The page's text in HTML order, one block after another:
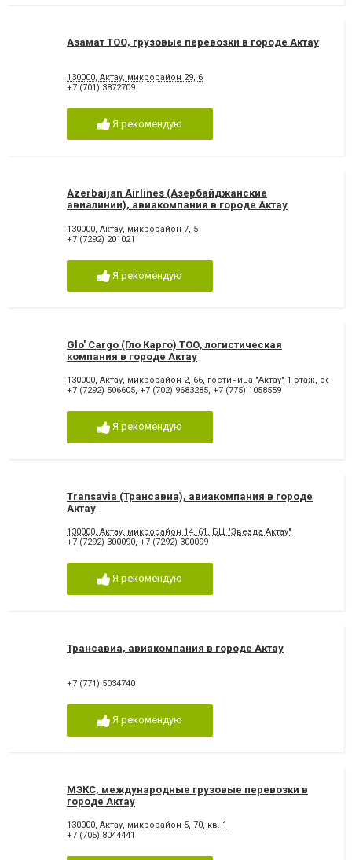
Азамат ТОО, грузовые перевозки в городе Актау
130000, Актау, микрорайон 29, 6
+7 (701) 3872709
Я рекомендую
Azerbaijan Airlines (Азербайджанские
авиалинии), авиакомпания в городе Актау
130000, Актау, микрорайон 7, 5
+7 (7292) 201021
Я рекомендую
Glo' Cargo (Гло Карго) ТОО, логистическая
компания в городе Актау
130000, Актау, микрорайон 2, 66, гостиница "Актау" 1 этаж, оф. 900
+7 (7292) 506605, +7 (702) 9683285, +7 (775) 1058559
Я рекомендую
Transavia (Трансавиа), авиакомпания в городе
Актау
130000, Актау, микрорайон 14, 61, БЦ "Звезда Актау"
+7 (7292) 300090, +7 (7292) 300099
Я рекомендую
Трансавиа, авиакомпания в городе Актау
+7 (771) 5034740
Я рекомендую
МЭКС, международные грузовые перевозки в
городе Актау
130000, Актау, микрорайон 5, 70, кв. 1
+7 (705) 8044441